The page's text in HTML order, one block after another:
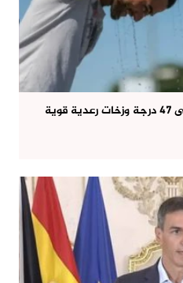
نشرة إنذارية.. موجة حر تصل إلى 47 درجة وزخات رعدية قوية